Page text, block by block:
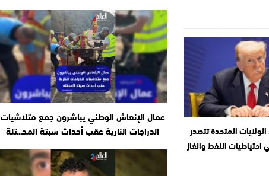
المتحدة تتصدر
احتياطيات النفط والغاز
عمال الإنعاش الوطني يباشرون جمع متلاشيات
الدراجات النارية عقب أحداث سبتة المحـ.ـتلة